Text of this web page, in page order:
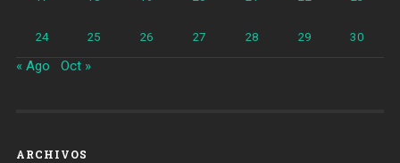
24 25 26 27 28 29 30
« Ago Oct »
ARCHIVOS